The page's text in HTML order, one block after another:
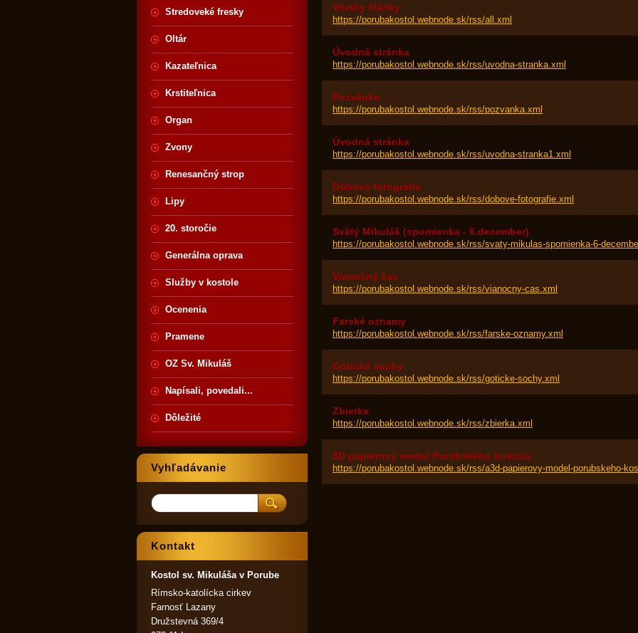
Všetky články
https://porubakostol.webnode.sk/rss/all.xml
Úvodná stránka
https://porubakostol.webnode.sk/rss/uvodna-stranka.xml
Pozvánka
https://porubakostol.webnode.sk/rss/pozvanka.xml
Úvodná stránka
https://porubakostol.webnode.sk/rss/uvodna-stranka1.xml
Dobové fotografie
https://porubakostol.webnode.sk/rss/dobove-fotografie.xml
Svätý Mikuláš (spomienka - 6.december)
https://porubakostol.webnode.sk/rss/svaty-mikulas-spomienka-6-
Vianočný čas
https://porubakostol.webnode.sk/rss/vianocny-cas.xml
Farské oznamy
https://porubakostol.webnode.sk/rss/farske-oznamy.xml
Gotické sochy
https://porubakostol.webnode.sk/rss/goticke-sochy.xml
Zbierka
https://porubakostol.webnode.sk/rss/zbierka.xml
3D papierový model Porubského kostola
https://porubakostol.webnode.sk/rss/a3d-papierovy-model-porubskeho-
Stredoveké fresky
Oltár
Kazateľnica
Krstiteľnica
Organ
Zvony
Renesančný strop
Lipy
20. storočie
Generálna oprava
Služby v kostole
Ocenenia
Pramene
OZ Sv. Mikuláš
Napísali, povedali...
Dôležité
Vyhľadávanie
Kontakt
Kostol sv. Mikuláša v Porube
Rímsko-katolícka cirkev
Farnosť Lazany
Družstevná 369/4